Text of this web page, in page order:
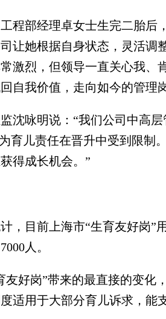
部经理卓女士生完二胎后
让她根据自身状态，灵活调
激烈，但领导一直关心我、
自我价值，走向如今的管理
咏明说：“我们公司中高层
育儿责任在晋升中受到限制
得成长机会。”
目前上海市“生育友好岗”
人。
好岗”带来的最直接的变化
适用于大部分育儿诉求，能